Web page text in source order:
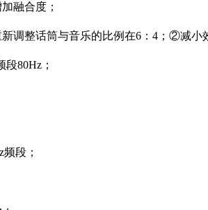
融合度；
整话筒与音乐的比例在6：4；②减小
80Hz；
段；